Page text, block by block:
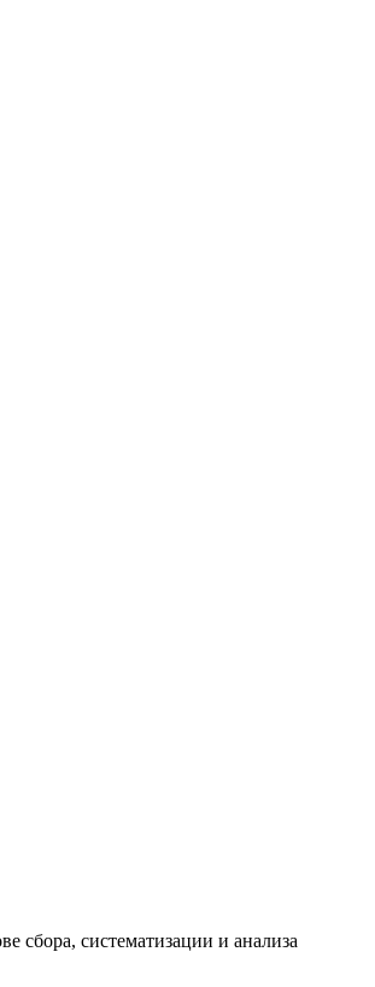
сбора, систематизации и анализа